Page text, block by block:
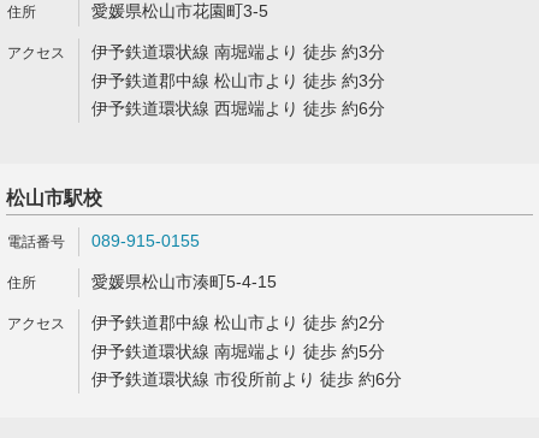
愛媛県松山市花園町3-5
伊予鉄道環状線 南堀端より 徒歩 約3分
伊予鉄道郡中線 松山市より 徒歩 約3分
伊予鉄道環状線 西堀端より 徒歩 約6分
松山市駅校
089-915-0155
愛媛県松山市湊町5-4-15
伊予鉄道郡中線 松山市より 徒歩 約2分
伊予鉄道環状線 南堀端より 徒歩 約5分
伊予鉄道環状線 市役所前より 徒歩 約6分